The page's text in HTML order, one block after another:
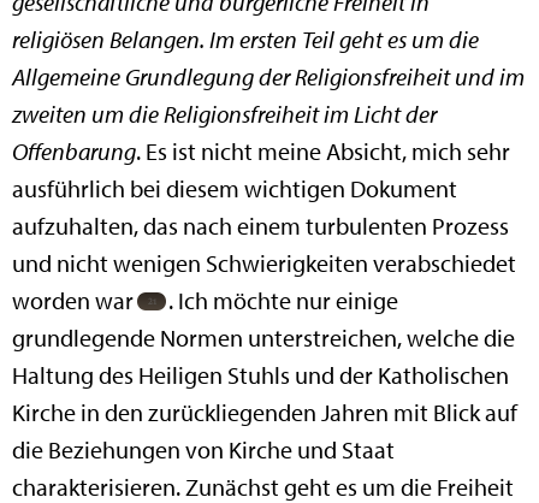
religiösen Belangen. Im ersten Teil geht es um die
Allgemeine Grundlegung der Religionsfreiheit und im
zweiten um die Religionsfreiheit im Licht der
Offenbarung. Es ist nicht meine Absicht, mich sehr
ausführlich bei diesem wichtigen Dokument
aufzuhalten, das nach einem turbulenten Prozess
und nicht wenigen Schwierigkeiten verabschiedet
worden war
. Ich möchte nur einige
grundlegende Normen unterstreichen, welche die
Haltung des Heiligen Stuhls und der Katholischen
Kirche in den zurückliegenden Jahren mit Blick auf
die Beziehungen von Kirche und Staat
charakterisieren. Zunächst geht es um die Freiheit